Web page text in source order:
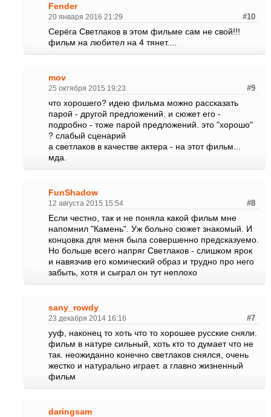
Fender
20 января 2016 21:29 #10
Серёга Светлаков в этом фильме сам не свой!!!
фильм на любител на 4 тянет....
mov
25 октября 2015 19:23 #9
что хорошего? идею фильма можно рассказать
парой - другой предложений. и сюжет его -
подробно - тоже парой предложений. это "хорошо"
? слабый сценарий
а светлаков в качестве актера - на этот фильм...
мда.
FunShadow
12 августа 2015 15:54 #8
Если честно, так и не поняла какой фильм мне
напомнил "Камень". Уж больно сюжет знакомый. И
концовка для меня была совершенно предсказуемо.
Но больше всего напряг Светлаков - слишком ярок
и навязчив его комический образ и трудно про него
забыть, хотя и сыграл он тут неплохо
sany_rowdy
23 декабря 2014 16:16 #7
ууф, наконец то хоть что то хорошее русские сняли.
фильм в натуре сильный, хоть кто то думает что не
так. неожиданно конечно светлаков снялся, очень
жестко и натурально играет. а главно жизненный
фильм
daringsam